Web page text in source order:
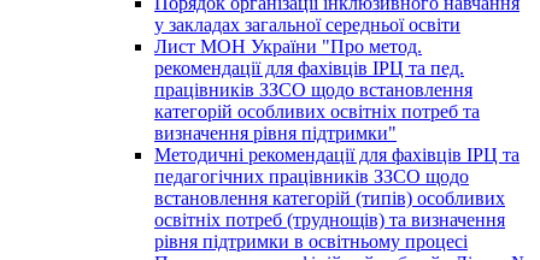
у закладах загальної середньої освіти
Лист МОН України "Про метод.
рекомендації для фахівців ІРЦ та пед.
працівників ЗЗСО щодо встановлення
категорій особливих освітніх потреб та
визначення рівня підтримки"
Методичні рекомендації для фахівців ІРЦ та
педагогічних працівників ЗЗСО щодо
встановлення категорій (типів) особливих
освітніх потреб (труднощів) та визначення
рівня підтримки в освітньому процесі